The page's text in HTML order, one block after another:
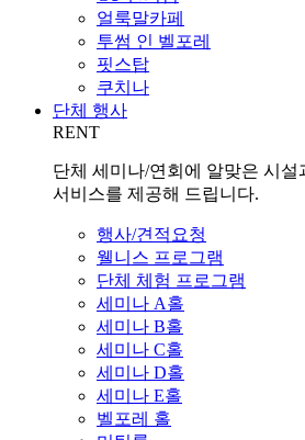
얼룩말카페
투썸 인 벨포레
핏스탑
쿠치나
단체 행사
RENT
단체 세미나/연회에 알맞은 시설
서비스를 제공해 드립니다.
행사/견적요청
웰니스 프로그램
단체 체험 프로그램
세미나 A홀
세미나 B홀
세미나 C홀
세미나 D홀
세미나 E홀
벨포레 홀